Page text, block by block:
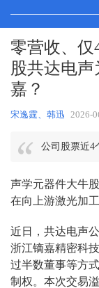
零营收、仅
股共达电
嘉？
宋逸霆、韩迅 2026-
公司股票近4
声学元器件大牛
在向上游激光加
近日，共达电声
浙江镝嘉精密科
过半数董事等方
制权。本次交易溢